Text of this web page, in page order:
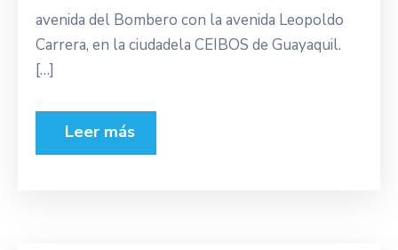
avenida del Bombero con la avenida Leopoldo
Carrera, en la ciudadela CEIBOS de Guayaquil.
[…]
Leer más